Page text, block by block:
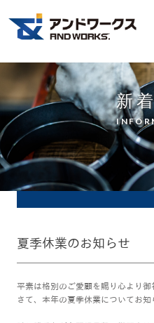
新
夏季休業のお知らせ
平素は格別のご愛顧を賜り心より御
さて、本年の夏季休業についてお知